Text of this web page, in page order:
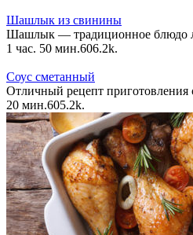
Шашлык из свинины
Шашлык — традиционное блюдо
1 час. 50 мин.606.2k.
Соус сметанный
Отличный рецепт
20 мин.605.2k.